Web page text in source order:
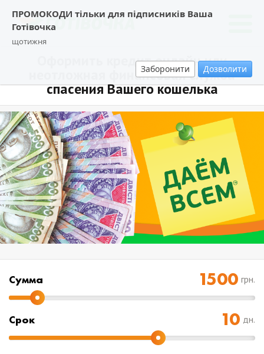
ПРОМОКОДИ тільки для підписників Ваша
Готівочка
щотижня
Заборонити Дозволити
Оформить кредит онлайн или
неотложная финансовая служба
спасения Вашего кошелька
Cумма грн.
Срок дн.